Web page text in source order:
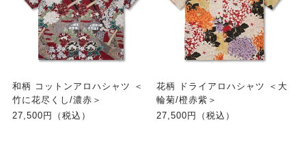
和柄 コットンアロハシャツ ＜
竹に花尽くし/濃赤＞
27,500円（税込）
花柄 ドライアロハシャツ ＜大
輪菊/橙赤紫＞
27,500円（税込）